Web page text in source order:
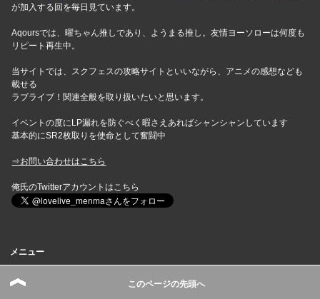
が加入する回を毎日見ています。
Aqoursでは、曜ちゃん推しであり、ようまる推し。友情ヨーソローは何度も
リピート再生中。
当サイトでは、スクフェスの攻略サイトといいながら、アニメの感想なども
載せる
ラブライブ！関連全般を取り扱いたいと思います。
イベントの度にLP漏れを防ぐべく暇さえあればシャンシャンしています
基本的にSR2枚取りを使命として奮闘中
⇒お問い合わせはこちら
俺氏のTwitterアカウントはこちら
メニュー
お問い合わせ このページの先頭へ